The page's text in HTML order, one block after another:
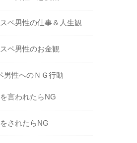
ペ男性の仕事＆人生観
ペ男性のお金観
男性へのＮＧ行動
言われたらNG
されたらNG